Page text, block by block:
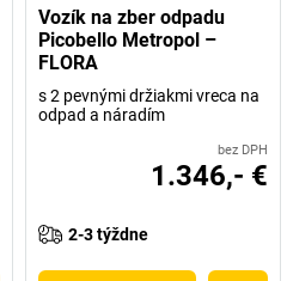
Vozík na zber odpadu
Picobello Metropol –
FLORA
s 2 pevnými držiakmi vreca na
odpad a náradím
bez DPH
1.346,- €
2-3 týždne